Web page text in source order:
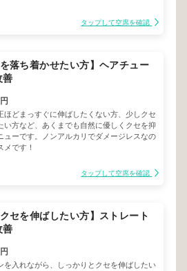
タップして空席を確認
を落ち着かせたい方】ヘアチュー
善
ほどまっすぐに伸ばしたくない方、少しクセ
い方など、あくまでも自然に優しくクセを抑
ューです。ノンアルカリでダメージレスなの
メです！
タップして空席を確認
クセを伸ばしたい方】ストレート
善
を入れながら、しっかりとクセを伸ばしたい